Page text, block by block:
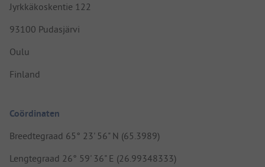
Jyrkkäkoskentie 122
93100 Pudasjärvi
Oulu
Finland
Coördinaten
Breedtegraad 65° 23' 56" N (65.3989)
Lengtegraad 26° 59' 36" E (26.99348333)